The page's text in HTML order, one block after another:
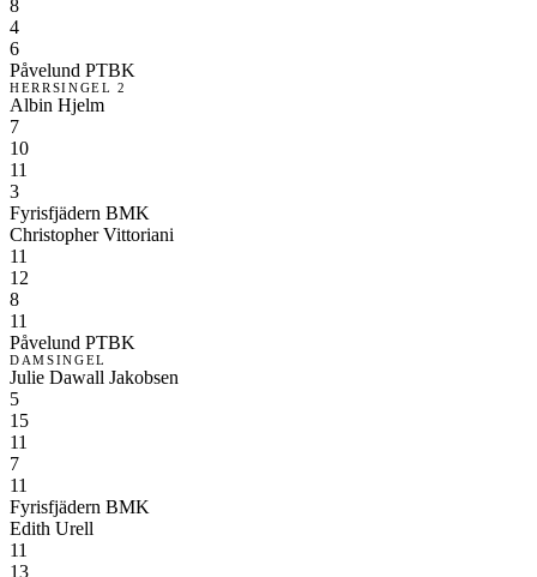
8
4
6
Påvelund PTBK
HERRSINGEL 2
Albin Hjelm
7
10
11
3
Fyrisfjädern BMK
Christopher Vittoriani
11
12
8
11
Påvelund PTBK
DAMSINGEL
Julie Dawall Jakobsen
5
15
11
7
11
Fyrisfjädern BMK
Edith Urell
11
13